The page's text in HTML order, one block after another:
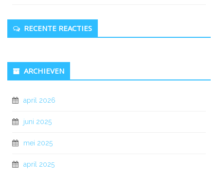
RECENTE REACTIES
ARCHIEVEN
april 2026
juni 2025
mei 2025
april 2025